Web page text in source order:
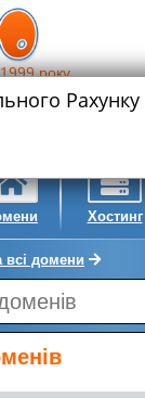
року
домену
Хостинг
всі домени